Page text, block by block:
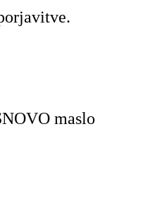
maslo